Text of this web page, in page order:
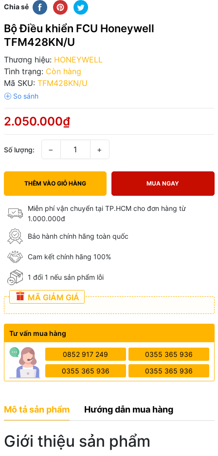
Chia sẻ
Bộ Điều khiển FCU Honeywell
TFM428KN/U
Thương hiệu: HONEYWELL
Tình trạng: Còn hàng
Mã SKU: TFM428KN/U
2.050.000₫
Số lượng: − +
THÊM VÀO GIỎ HÀNG MUA NGAY
Miễn phí vận chuyển tại TP.HCM cho đơn hàng từ
1.000.000đ
Bảo hành chính hãng toàn quốc
Cam kết chính hãng 100%
1 đổi 1 nếu sản phẩm lỗi
MÃ GIẢM GIÁ
Tư vấn mua hàng
0852 917 249 0355 365 936
0355 365 936 0355 365 936
Mô tả sản phẩm Hướng dẫn mua hàng
Giới thiệu sản phẩm